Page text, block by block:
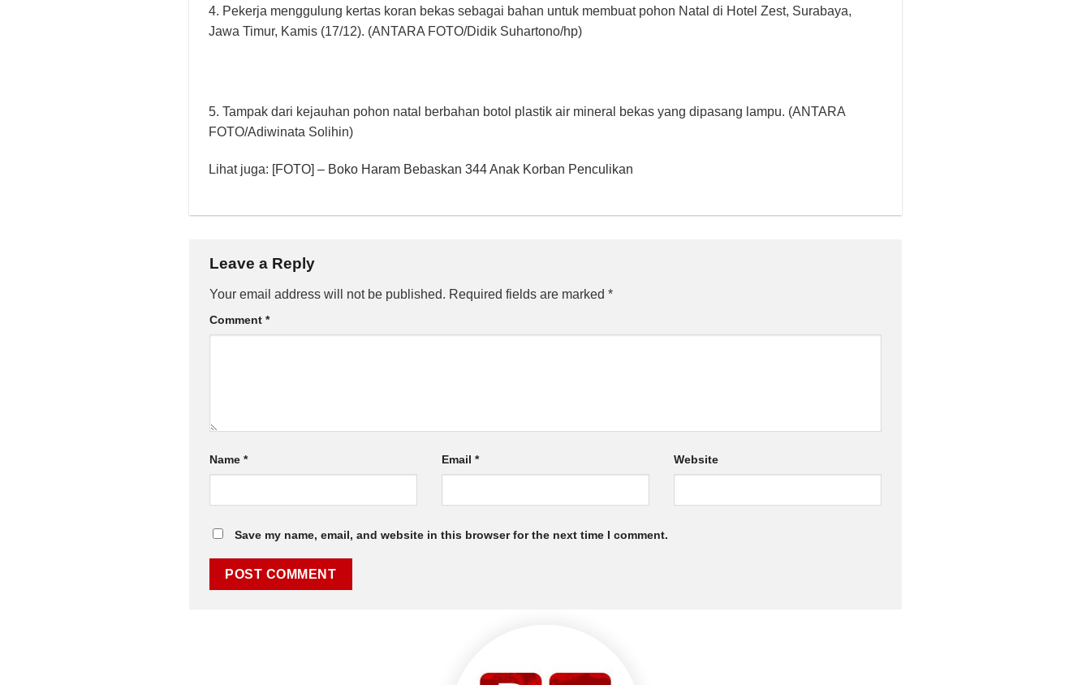
4. Pekerja menggulung kertas koran bekas sebagai bahan untuk membuat pohon Natal di Hotel Zest, Surabaya,
Jawa Timur, Kamis (17/12). (ANTARA FOTO/Didik Suhartono/hp)
5. Tampak dari kejauhan pohon natal berbahan botol plastik air mineral bekas yang dipasang lampu. (ANTARA
FOTO/Adiwinata Solihin)
Lihat juga: [FOTO] – Boko Haram Bebaskan 344 Anak Korban Penculikan
Leave a Reply
Your email address will not be published. Required fields are marked *
Comment *
Name * Email * Website
Save my name, email, and website in this browser for the next time I comment.